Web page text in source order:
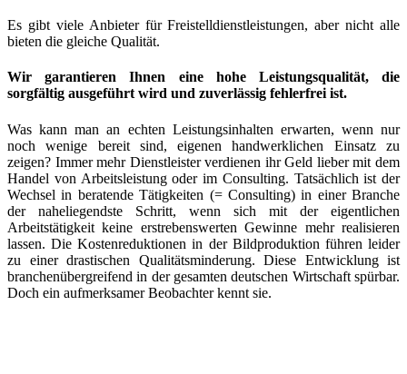
Es gibt viele Anbieter für Freistelldienstleistungen, aber nicht alle
bieten die gleiche Qualität.
Wir garantieren Ihnen eine hohe Leistungsqualität, die
sorgfältig ausgeführt wird und zuverlässig fehlerfrei ist.
Was kann man an echten Leistungsinhalten erwarten, wenn nur
noch wenige bereit sind, eigenen handwerklichen Einsatz zu
zeigen? Immer mehr Dienstleister verdienen ihr Geld lieber mit dem
Handel von Arbeitsleistung oder im Consulting. Tatsächlich ist der
Wechsel in beratende Tätigkeiten (= Consulting) in einer Branche
der naheliegendste Schritt, wenn sich mit der eigentlichen
Arbeitstätigkeit keine erstrebenswerten Gewinne mehr realisieren
lassen. Die Kostenreduktionen in der Bildproduktion führen leider
zu einer drastischen Qualitätsminderung. Diese Entwicklung ist
branchenübergreifend in der gesamten deutschen Wirtschaft spürbar.
Doch ein aufmerksamer Beobachter kennt sie.